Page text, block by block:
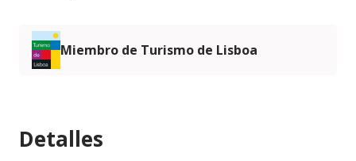
Miembro de Turismo de Lisboa
Detalles